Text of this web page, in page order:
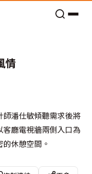
情
潘仕敏傾聽需求後將
廳電視牆兩側入口為
休憩空間。